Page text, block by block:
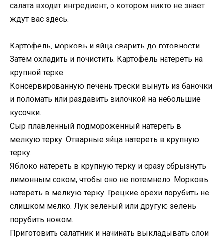
салата входит ингредиент, о котором никто не знает
ждут вас здесь.
Картофель, морковь и яйца сварить до готовности.
Затем охладить и почистить. Картофель натереть на
крупной терке.
Консервированную печень трески вынуть из баночки
и поломать или раздавить вилочкой на небольшие
кусочки.
Сыр плавленный подмороженный натереть в
мелкую терку. Отварные яйца натереть в крупную
терку.
Яблоко натереть в крупную терку и сразу сбрызнуть
лимонным соком, чтобы оно не потемнело. Морковь
натереть в мелкую терку. Грецкие орехи порубить не
слишком мелко. Лук зеленый или другую зелень
порубить ножом.
Приготовить салатник и начинать выкладывать слои